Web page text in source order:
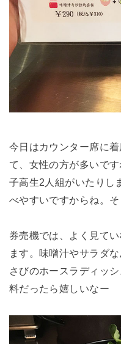
今日はカウンター席に
て、女性の方が多いで
子高生2人組がいたりし
べやすいですからね。
券売機では、よく見て
ます。味噌汁やサラダ
さびのホースラディッ
料だったら嬉しいなー